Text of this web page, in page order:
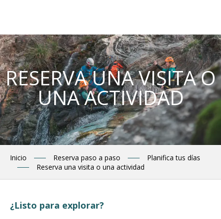
principal
RESERVA UNA VISITA O
UNA ACTIVIDAD
Inicio Reserva paso a paso
Planifica tus días
Reserva una visita o una actividad
¿Listo para explorar?